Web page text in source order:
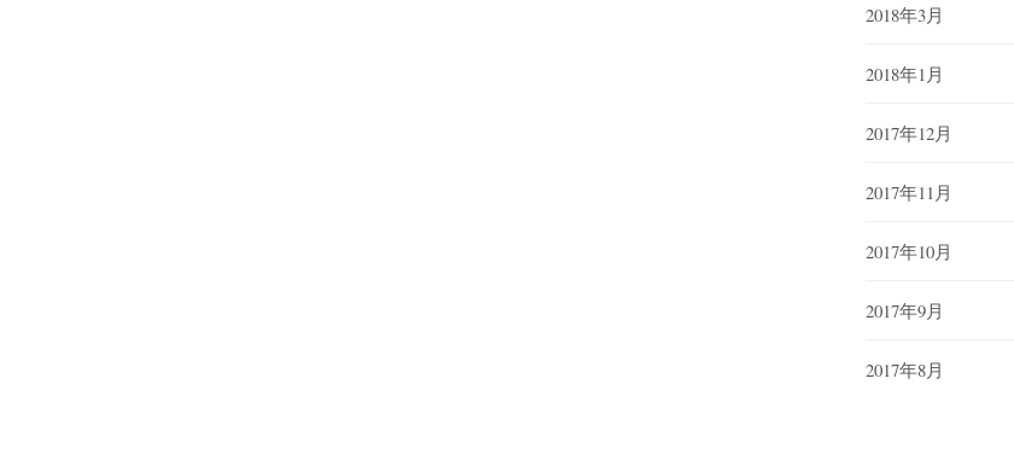
2018年3月
2018年1月
2017年12月
2017年11月
2017年10月
2017年9月
2017年8月